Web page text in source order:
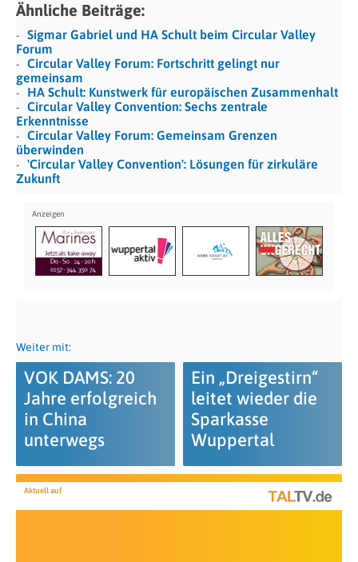
Ähnliche Beiträge:
Sigmar Gabriel und HA Schult beim Circular Valley
Forum
Circular Valley Forum: Fortschritt gelingt nur
gemeinsam
HA Schult: Kunstwerk für europäischen Zusammenhalt
Circular Valley Convention: Sechs zentrale
Erkenntnisse
Circular Valley Forum: Gemeinsam Grenzen
überwinden
'Circular Valley Convention': Lösungen für zirkuläre
Zukunft
Weiter mit:
VOK DAMS: 20
Jahre erfolgreich
in China
unterwegs
Ein „Dreigestirn“
leitet wieder die
Sparkasse
Wuppertal
Aktuell auf